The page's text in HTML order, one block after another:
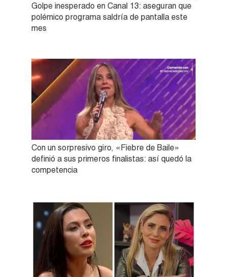
Golpe inesperado en Canal 13: aseguran que
polémico programa saldría de pantalla este
mes
Con un sorpresivo giro, «Fiebre de Baile»
definió a sus primeros finalistas: así quedó la
competencia